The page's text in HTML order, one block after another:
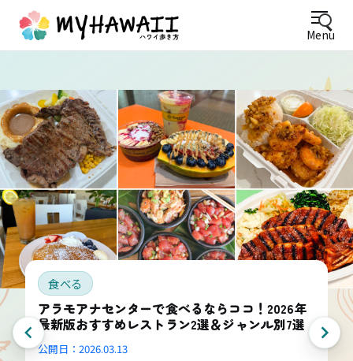
Menu
食べる
アラモアナセンターで食べるならココ！2026年
最新版おすすめレストラン2選＆ジャンル別7選
公開日： 2026.03.13